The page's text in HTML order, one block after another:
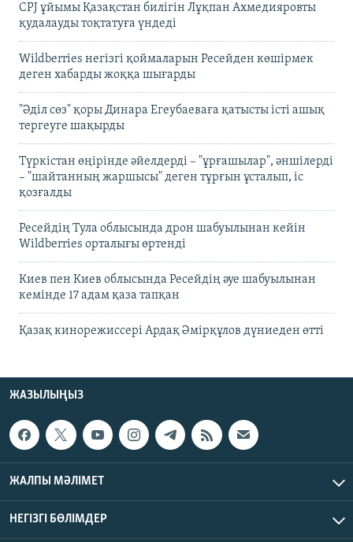
CPJ ұйымы Қазақстан билігін Лұқпан Ахмедияровты
қудалауды тоқтатуға үндеді
Wildberries негізгі қоймаларын Ресейден көшірмек
деген хабарды жоққа шығарды
"Әділ сөз" қоры Динара Егеубаеваға қатысты істі ашық
тергеуге шақырды
Түркістан өңірінде әйелдерді – "ұрғашылар", әншілерді
– "шайтанның жаршысы" деген тұрғын ұсталып, іс
қозғалды
Ресейдің Тула облысында дрон шабуылынан кейін
Wildberries орталығы өртенді
Киев пен Киев облысында Ресейдің әуе шабуылынан
кемінде 17 адам қаза тапқан
Қазақ кинорежиссері Ардақ Әмірқұлов дүниеден өтті
ЖАЗЫЛЫҢЫЗ
ЖАЛПЫ МӘЛІМЕТ
НЕГІЗГІ БӨЛІМДЕР